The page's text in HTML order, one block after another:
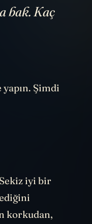
Kaç
Şimdi
iyi bir